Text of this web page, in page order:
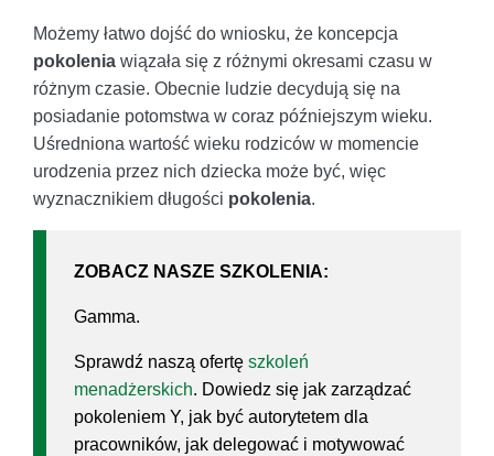
Możemy łatwo dojść do wniosku, że koncepcja
pokolenia wiązała się z różnymi okresami czasu w
różnym czasie. Obecnie ludzie decydują się na
posiadanie potomstwa w coraz późniejszym wieku.
Uśredniona wartość wieku rodziców w momencie
urodzenia przez nich dziecka może być, więc
wyznacznikiem długości pokolenia.
ZOBACZ NASZE SZKOLENIA:
Gamma.
Sprawdź naszą ofertę szkoleń
menadżerskich. Dowiedz się jak zarządzać
pokoleniem Y, jak być autorytetem dla
pracowników, jak delegować i motywować